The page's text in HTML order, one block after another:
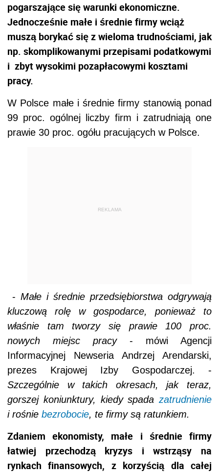
pogarszające się warunki ekonomiczne.
Jednocześnie małe i średnie firmy wciąż
muszą borykać się z wieloma trudnościami, jak
np. skomplikowanymi przepisami podatkowymi
i zbyt wysokimi pozapłacowymi kosztami
pracy.
W Polsce małe i średnie firmy stanowią ponad
99 proc. ogólnej liczby firm i zatrudniają one
prawie 30 proc. ogółu pracujących w Polsce.
REKLAMA
- Małe i średnie przedsiębiorstwa odgrywają
kluczową rolę w gospodarce, ponieważ to
właśnie tam tworzy się prawie 100 proc.
nowych miejsc pracy- mówi Agencji
Informacyjnej Newseria Andrzej Arendarski,
prezes Krajowej Izby Gospodarczej. -
Szczególnie w takich okresach, jak teraz,
gorszej koniunktury, kiedy spada zatrudnienie
i rośnie bezrobocie, te firmy są ratunkiem.
Zdaniem ekonomisty, małe i średnie firmy
łatwiej przechodzą kryzys i wstrząsy na
rynkach finansowych, z korzyścią dla całej